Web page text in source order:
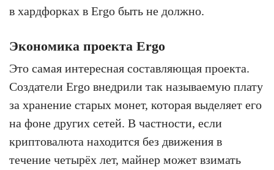
в хардфорках в Ergo быть не должно.
Экономика проекта Ergo
Это самая интересная составляющая проекта.
Создатели Ergo внедрили так называемую плату
за хранение старых монет, которая выделяет его
на фоне других сетей. В частности, если
криптовалюта находится без движения в
течение четырёх лет, майнер может взимать